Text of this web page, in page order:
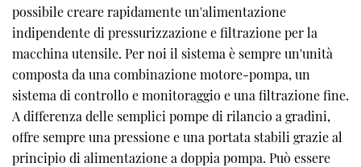
possibile creare rapidamente un'alimentazione
indipendente di pressurizzazione e filtrazione per la
macchina utensile. Per noi il sistema è sempre un'unità
composta da una combinazione motore-pompa, un
sistema di controllo e monitoraggio e una filtrazione fine.
A differenza delle semplici pompe di rilancio a gradini,
offre sempre una pressione e una portata stabili grazie al
principio di alimentazione a doppia pompa. Può essere